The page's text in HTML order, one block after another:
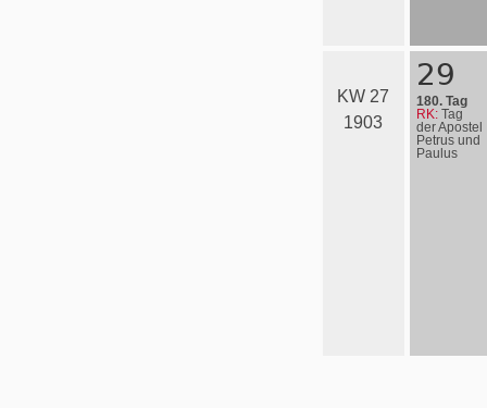
KW 27
1903
29
180. Tag
RK: Tag
der Apostel
Petrus und
Paulus